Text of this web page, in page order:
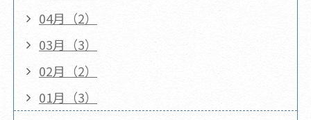
04月（2）
03月（3）
02月（2）
01月（3）